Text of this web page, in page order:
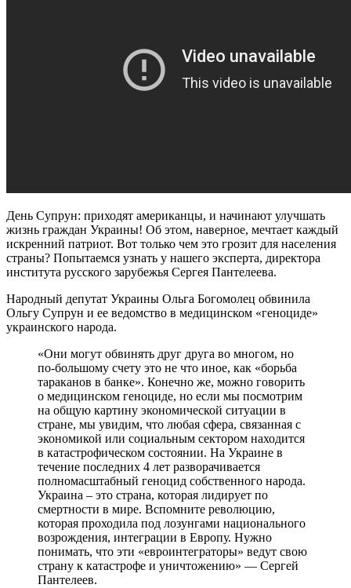
День Супрун: приходят американцы, и начинают улучшать
жизнь граждан Украины! Об этом, наверное, мечтает каждый
искренний патриот. Вот только чем это грозит для населения
страны? Попытаемся узнать у нашего эксперта, директора
института русского зарубежья Сергея Пантелеева.
Народный депутат Украины Ольга Богомолец обвинила
Ольгу Супрун и ее ведомство в медицинском «геноциде»
украинского народа.
«Они могут обвинять друг друга во многом, но
по-большому счету это не что иное, как «борьба
тараканов в банке». Конечно же, можно говорить
о медицинском геноциде, но если мы посмотрим
на общую картину экономической ситуации в
стране, мы увидим, что любая сфера, связанная с
экономикой или социальным сектором находится
в катастрофическом состоянии. На Украине в
течение последних 4 лет разворачивается
полномасштабный геноцид собственного народа.
Украина – это страна, которая лидирует по
смертности в мире. Вспомните революцию,
которая проходила под лозунгами национального
возрождения, интеграции в Европу. Нужно
понимать, что эти «евроинтеграторы» ведут свою
страну к катастрофе и уничтожению» — Сергей
Пантелеев.